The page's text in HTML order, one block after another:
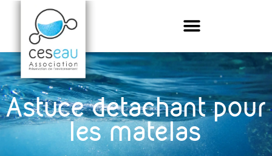
Astuce detachant pour
les matelas